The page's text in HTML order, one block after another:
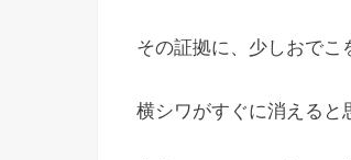
その証拠に、少しおでこ
横シワがすぐに消えると